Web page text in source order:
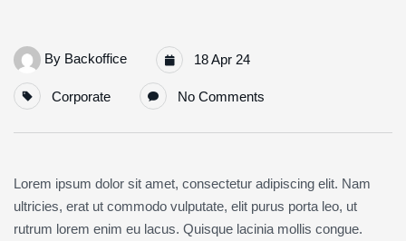
By Backoffice 18 Apr 24
Corporate No Comments
Lorem ipsum dolor sit amet, consectetur adipiscing elit. Nam
ultricies, erat ut commodo vulputate, elit purus porta leo, ut
rutrum lorem enim eu lacus. Quisque lacinia mollis congue.